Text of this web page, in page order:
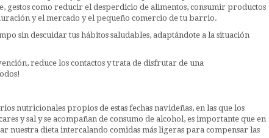
gestos como reducir el desperdicio de alimentos, consumir productos
y el mercado y el pequeño comercio de tu barrio.
sin descuidar tus hábitos saludables, adaptándote a la situación
reduce los contactos y trata de disfrutar de una
nutricionales propios de estas fechas navideñas, en las que los
y sal y se acompañan de consumo de alcohol, es importante que en
nuestra dieta intercalando comidas más ligeras para compensar las